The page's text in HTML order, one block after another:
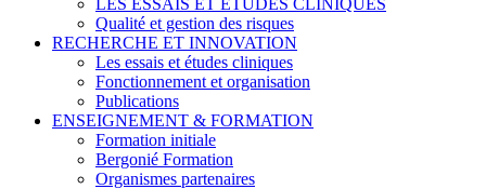
LES ESSAIS ET ÉTUDES CLINIQUES
Qualité et gestion des risques
RECHERCHE ET INNOVATION
Les essais et études cliniques
Fonctionnement et organisation
Publications
ENSEIGNEMENT & FORMATION
Formation initiale
Bergonié Formation
Organismes partenaires